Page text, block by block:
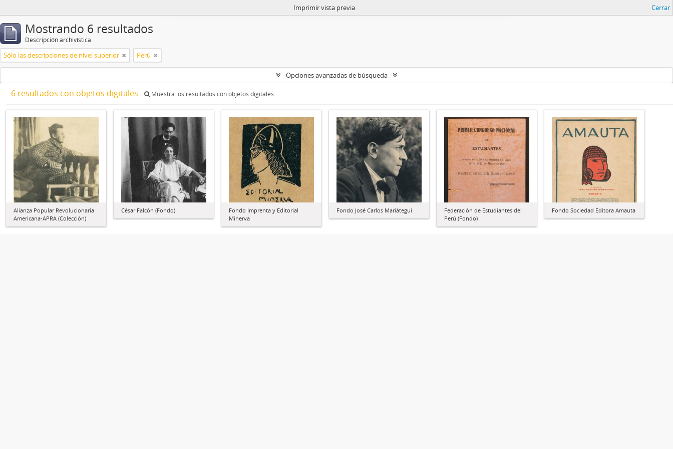
Imprimir vista previa Cerrar
Mostrando 6 resultados
Descripción archivística
Sólo las descripciones de nivel superior Perú
Opciones avanzadas de búsqueda
6 resultados con objetos digitales Muestra los resultados con objetos digitales
Alianza Popular Revolucionaria
Americana-APRA (Colección)
César Falcón (Fondo)
Fondo Imprenta y Editorial
Minerva
Fondo José Carlos Mariátegui
Federación de Estudiantes del
Perú (Fondo)
Fondo Sociedad Editora Amauta